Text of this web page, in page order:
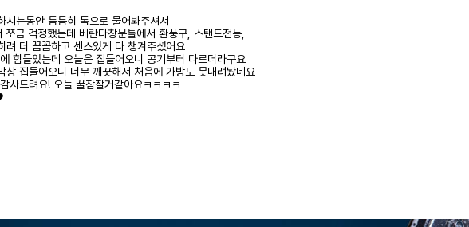
는동안 틈틈히 톡으로 물어봐주셔서
금 걱정했는데 베란다창문틀에서 환풍구, 스탠드전등,
려 더 꼼꼼하고 센스있게 다 챙겨주셨어요
힘들었는데 오늘은 집들어오니 공기부터 다르더라구요
집들어오니 너무 깨끗해서 처음에 가방도 못내려놨네요
사드려요! 오늘 꿀잠잘거같아요ㅋㅋㅋㅋ